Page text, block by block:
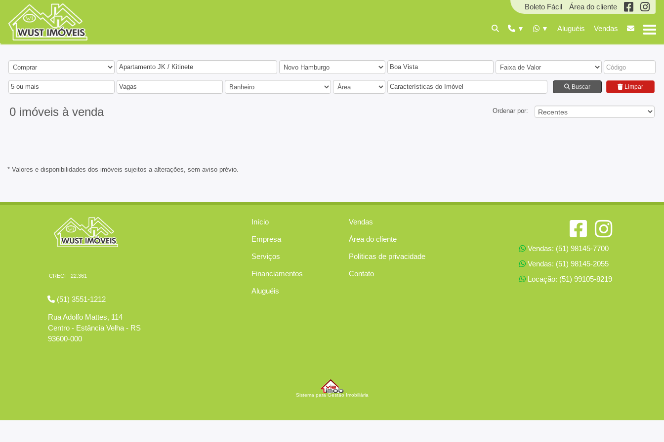
Boleto Fácil Área do cliente
Aluguéis Vendas
Apartamento JK / Kitinete Boa Vista
5 ou mais Vagas Características do Imóvel Buscar Limpar
0 imóveis à venda Ordenar por:
* Valores e disponibilidades dos imóveis sujeitos a alterações, sem aviso prévio.
CRECI - 22.361
(51) 3551-1212
Rua Adolfo Mattes, 114
Centro - Estância Velha - RS
93600-000
Início
Empresa
Serviços
Financiamentos
Aluguéis
Vendas
Área do cliente
Políticas de privacidade
Contato
Vendas: (51) 98145-7700
Vendas: (51) 98145-2055
Locação: (51) 99105-8219
Sistema para Gestão Imobiliária